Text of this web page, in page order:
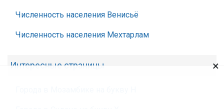
Численность населения Венисьё
Численность населения Мехтарлам
Интересные страницы ×